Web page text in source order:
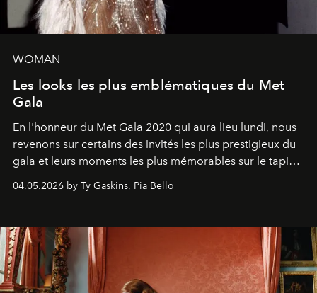
WOMAN
Les looks les plus emblématiques du Met
Gala
En l'honneur du Met Gala 2020 qui aura lieu lundi, nous
revenons sur certains des invités les plus prestigieux du
gala et leurs moments les plus mémorables sur le tapis
04.05.2026 by Ty Gaskins, Pia Bello